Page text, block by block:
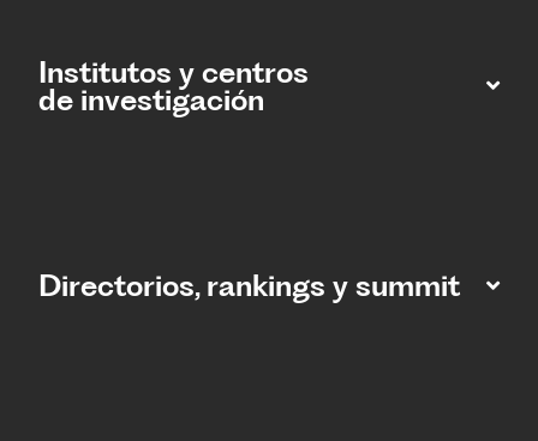
Institutos y centros
de investigación
Directorios, rankings y summit